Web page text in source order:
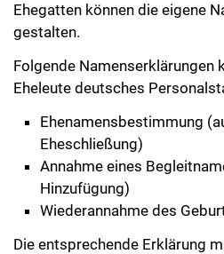
Ehegatten können die eigene
gestalten.
Folgende Namenserklärungen
Eheleute deutsches
Ehenamensbestimmung
Eheschließung)
Annahme eines
Hinzufügung)
Wiederannahme des
Die entsprechende Erklärung